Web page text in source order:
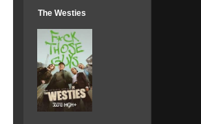
The Westies